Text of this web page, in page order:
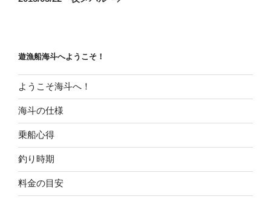
ン
遊漁船海斗へようこそ！
ようこそ海斗へ！
海斗の仕様
乗船心得
釣り時期
料金の目安